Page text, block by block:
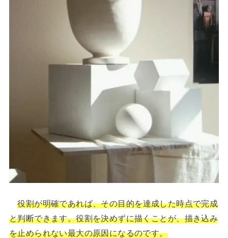
役割が明確であれば、その目的を達成した時点で完成
と判断できます。役割を決めずに描くことが、描き込み
を止められない最大の原因になるのです。